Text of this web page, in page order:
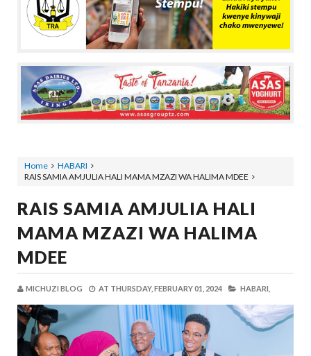
Home
HABARI
RAIS SAMIA AMJULIA HALI MAMA MZAZI WA HALIMA MDEE
RAIS SAMIA AMJULIA HALI
MAMA MZAZI WA HALIMA
MDEE
MICHUZI BLOG AT THURSDAY, FEBRUARY 01, 2024 HABARI,